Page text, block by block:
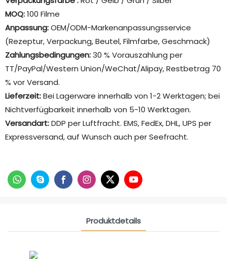
MOQ:100 Filme
Anpassung:OEM/ODM-Markenanpassungsservice
(Rezeptur, Verpackung, Beutel, Filmfarbe, Geschmack)
Zahlungsbedingungen:30 % Vorauszahlung per
TT/PayPal/Western Union/WeChat/Alipay, Restbetrag 70
% vor Versand.
Lieferzeit:Bei Lagerware innerhalb von 1-2 Werktagen; bei
Nichtverfügbarkeit innerhalb von 5-10 Werktagen.
Versandart:DDP per Luftfracht. EMS, FedEx, DHL, UPS per
Expressversand, auf Wunsch auch per Seefracht.
Produktdetails